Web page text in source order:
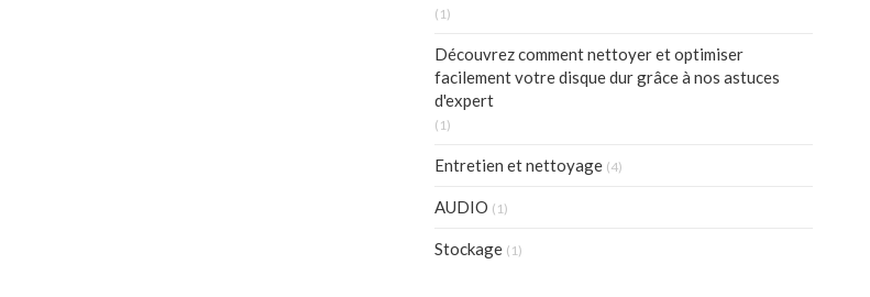
(1)
Découvrez comment nettoyer et optimiser
facilement votre disque dur grâce à nos astuces
d'expert
(1)
Entretien et nettoyage (4)
AUDIO (1)
Stockage (1)